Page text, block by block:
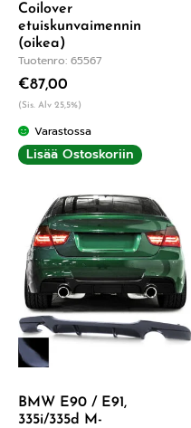
Coilover
etuiskunvaimennin
(oikea)
Tuotenro: 65567
€87,00
(Sis. Alv 25,5%)
Varastossa
Lisää Ostoskoriin
BMW E90 / E91,
335i/335d M-